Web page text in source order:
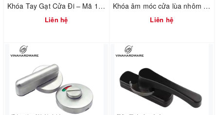
Khóa Tay Gạt Cửa Đi – Mã 1511.2.31680 – Vinahardware
Liên hệ
Khóa âm móc cửa lùa nhôm - Mã 1512.2.31150
Liên hệ